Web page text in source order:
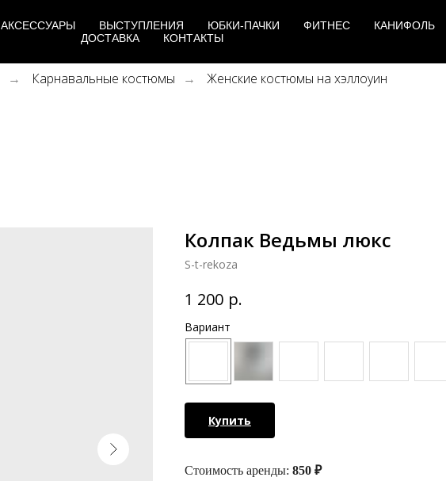
АКСЕССУАРЫ ВЫСТУПЛЕНИЯ ЮБКИ-ПАЧКИ ФИТНЕС
КАНИФОЛЬ
ДОСТАВКА
КОНТАКТЫ
→ Карнавальные костюмы → Женские костюмы на хэллоуин
Колпак Ведьмы люкс
S-t-rekoza
1 200 р.
Вариант
Купить
Стоимость аренды: 850 ₽